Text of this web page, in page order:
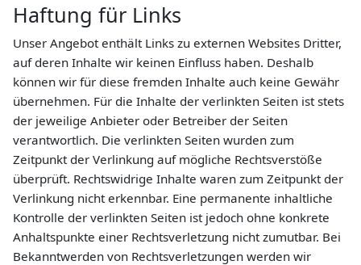
Haftung für Links
Unser Angebot enthält Links zu externen Websites Dritter,
auf deren Inhalte wir keinen Einfluss haben. Deshalb
können wir für diese fremden Inhalte auch keine Gewähr
übernehmen. Für die Inhalte der verlinkten Seiten ist stets
der jeweilige Anbieter oder Betreiber der Seiten
verantwortlich. Die verlinkten Seiten wurden zum
Zeitpunkt der Verlinkung auf mögliche Rechtsverstöße
überprüft. Rechtswidrige Inhalte waren zum Zeitpunkt der
Verlinkung nicht erkennbar. Eine permanente inhaltliche
Kontrolle der verlinkten Seiten ist jedoch ohne konkrete
Anhaltspunkte einer Rechtsverletzung nicht zumutbar. Bei
Bekanntwerden von Rechtsverletzungen werden wir